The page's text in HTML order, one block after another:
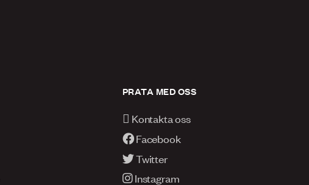
PRATA MED OSS
Kontakta oss
Facebook
Twitter
Instagram